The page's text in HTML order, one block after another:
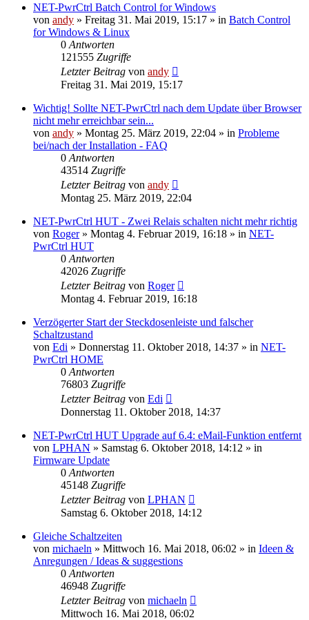
NET-PwrCtrl Batch Control for Windows
von andy » Freitag 31. Mai 2019, 15:17 » in Batch Control
for Windows & Linux
0 Antworten
121555 Zugriffe
Letzter Beitrag von andy
Freitag 31. Mai 2019, 15:17
Wichtig! Sollte NET-PwrCtrl nach dem Update über Browser
nicht mehr erreichbar sein...
von andy » Montag 25. März 2019, 22:04 » in Probleme
bei/nach der Installation - FAQ
0 Antworten
43514 Zugriffe
Letzter Beitrag von andy
Montag 25. März 2019, 22:04
NET-PwrCtrl HUT - Zwei Relais schalten nicht mehr richtig
von Roger» Montag 4. Februar 2019, 16:18 » in NET-
PwrCtrl HUT
0 Antworten
42026 Zugriffe
Letzter Beitrag von Roger
Montag 4. Februar 2019, 16:18
Verzögerter Start der Steckdosenleiste und falscher
Schaltzustand
von Edi » Donnerstag 11. Oktober 2018, 14:37 » in NET-
PwrCtrl HOME
0 Antworten
76803 Zugriffe
Letzter Beitrag von Edi
Donnerstag 11. Oktober 2018, 14:37
NET-PwrCtrl HUT Upgrade auf 6.4: eMail-Funktion entfernt
von LPHAN » Samstag 6. Oktober 2018, 14:12 » in
Firmware Update
0 Antworten
45148 Zugriffe
Letzter Beitrag von LPHAN
Samstag 6. Oktober 2018, 14:12
Gleiche Schaltzeiten
von michaeln » Mittwoch 16. Mai 2018, 06:02 » in Ideen &
Anregungen / Ideas & suggestions
0 Antworten
46948 Zugriffe
Letzter Beitrag von michaeln
Mittwoch 16. Mai 2018, 06:02